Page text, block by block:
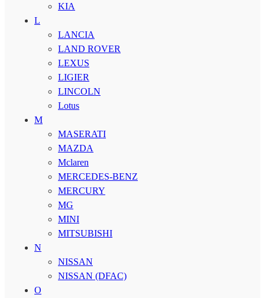
KIA
L
LANCIA
LAND ROVER
LEXUS
LIGIER
LINCOLN
Lotus
M
MASERATI
MAZDA
Mclaren
MERCEDES-BENZ
MERCURY
MG
MINI
MITSUBISHI
N
NISSAN
NISSAN (DFAC)
O